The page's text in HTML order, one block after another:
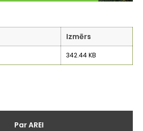
Izmērs
342.44 KB
Par AREI